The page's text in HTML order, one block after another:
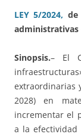
LEY 5/2024, de
administrativas
Sinopsis.– El
extraordinarias
2028) en
incrementar el
a la efectividad